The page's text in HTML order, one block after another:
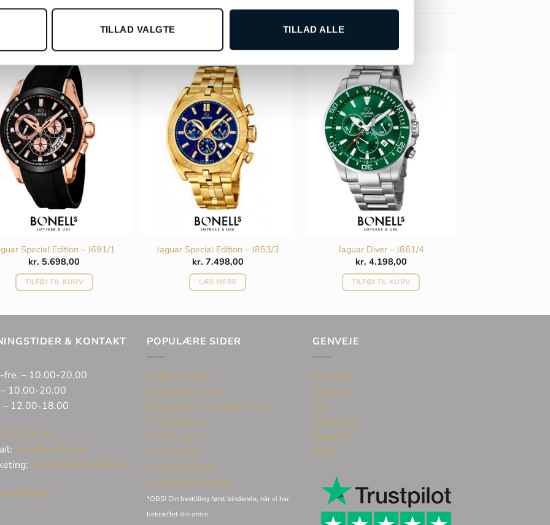
TILLAD VALGTE TILLAD ALLE
Special Edition – J691/1
kr. 5.698,00
TILFØJ TIL KURV
Jaguar Special Edition – J853/3
kr. 7.498,00
LÆS MERE
Jaguar Diver – J861/4
kr. 4.198,00
TILFØJ TIL KURV
& KONTAKT
fre. – 10.00-20.00
10.00-20.00
– 12.00-18.00
62 06 45
info@bonells.dk
marketing@bonells.dk
stillinger
POPULÆRE SIDER
Huller i ørerne
Sælg guld & sølv
Reparation af smykker & ure
Eksklusive ure
Unikke varer
Vielsesringe
Privatlivspolitik
Handelsbetingelser
*OBS! Din bestilling først bindende, når vi har
bekræftet din ordre.
GENVEJE
Øreringe
Smykker
Ure
Halskæde
Gavekort
Blog